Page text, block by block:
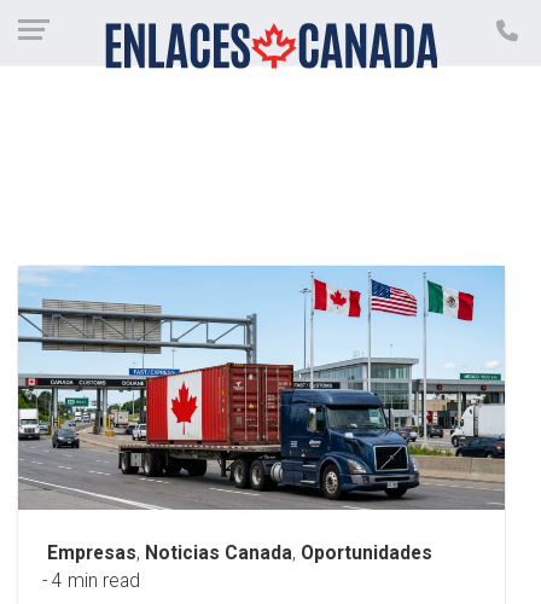
Empresas, Noticias Canada, Oportunidades
- 4 min read